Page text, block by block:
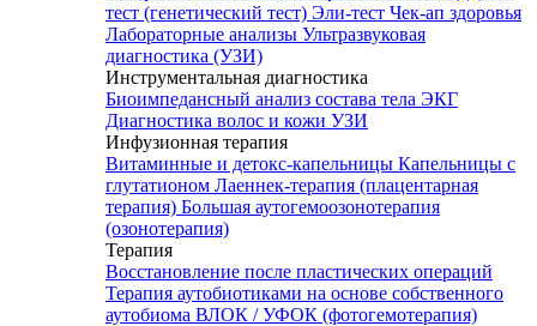
тест (генетический тест) Эли-тест Чек-ап здоровья
Лабораторные анализы Ультразвуковая
диагностика (УЗИ)
Инструментальная диагностика
Биоимпедансный анализ состава тела ЭКГ
Диагностика волос и кожи УЗИ
Инфузионная терапия
Витаминные и детокс-капельницы Капельницы с
глутатионом Лаеннек-терапия (плацентарная
терапия) Большая аутогемоозонотерапия
(озонотерапия)
Терапия
Восстановление после пластических операций
Терапия аутобиотиками на основе собственного
аутобиома ВЛОК / УФОК (фотогемотерапия)